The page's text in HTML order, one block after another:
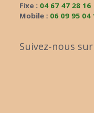
Fixe : 04 67 47 28 16
Mobile : 06 09 95 04
Suivez-nous